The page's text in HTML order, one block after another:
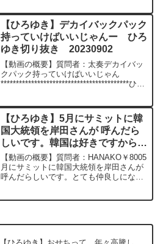
してみました。過去にこんな質問してる
かな？と気になったことがあれば、下記
のサイトから検索してみてください。
https://hiroyuki-ziten.com/できるだけ、
多くの質問を今後も編集し、アップロー
ドしていきますので、使いやすいと感じ
て頂けたら、いいね！やチャンネル登録
をよろしくお願いします。
ドパルス療法というのがあるみたいなの
ですが、改善する...
【ひろゆき】デカイバックパック
持っていけばいいじゃんー ひろ
ゆき切り抜き 20230902
【動画の概要】質問者：太奏デカイバッ
クパック持っていけばいいじゃん
******************************************ひろ
去にこんな質問...
【ひろゆき】5月にサミットに韓
国大統領を岸田さんが 呼んだら
しいです。韓国は好きですから、
韓国と台湾と日本が繋がったら
良いなーと思いますが、ひろゆき
さんはどう思いますか？ー
【動画の概要】質問者：HANAKO￥8005
月にサミットに韓国大統領を岸田さんが
呼んだらしいです。とても仲良しになっ